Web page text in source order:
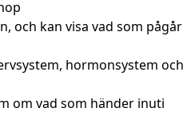
och kan visa vad som pågår
hormonsystem och
om vad som händer inuti